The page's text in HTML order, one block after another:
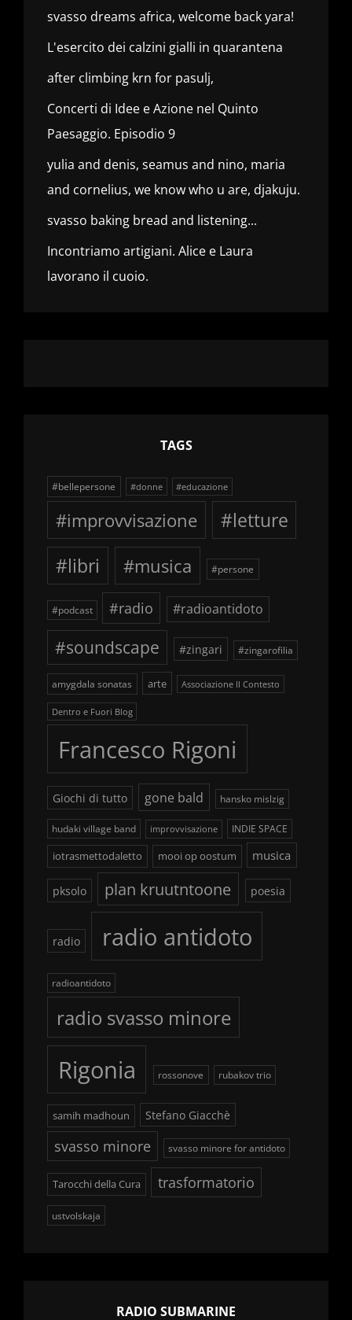
svasso dreams africa, welcome back yara!
L'esercito dei calzini gialli in quarantena
after climbing krn for pasulj,
Concerti di Idee e Azione nel Quinto
Paesaggio. Episodio 9
yulia and denis, seamus and nino, maria
and cornelius, we know who u are, djakuju.
svasso baking bread and listening...
Incontriamo artigiani. Alice e Laura
lavorano il cuoio.
TAGS
#bellepersone #donne #educazione
#improvvisazione
#letture
#libri
#musica #persone
#podcast #radio #radioantidoto
#soundscape #zingari #zingarofilia
amygdala sonatas arte Associazione Il Contesto
Dentro e Fuori Blog
Francesco Rigoni
Giochi di tutto gone bald hansko mislzig
hudaki village band improvvisazione INDIE SPACE
iotrasmettodaletto mooi op oostum musica
pksolo plan kruutntoone poesia
radio radio antidoto
radioantidoto
radio svasso minore
Rigonia rossonove rubakov trio
samih madhoun Stefano Giacchè
svasso minore svasso minore for antidoto
Tarocchi della Cura trasformatorio
ustvolskaja
RADIO SUBMARINE